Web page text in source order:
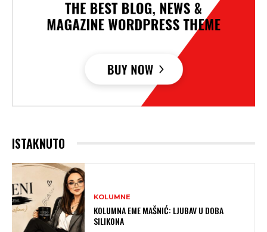
ISTAKNUTO
KOLUMNE
KOLUMNA EME MAŠNIĆ: LJUBAV U DOBA
SILIKONA